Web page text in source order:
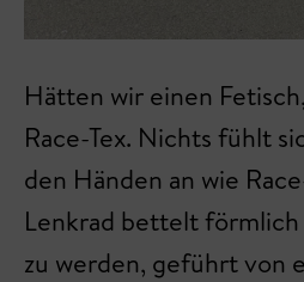
Hätten wir einen
Race-Tex. Nichts fühlt
den Händen an wie
Lenkrad bettelt förmlich
zu werden, geführt von